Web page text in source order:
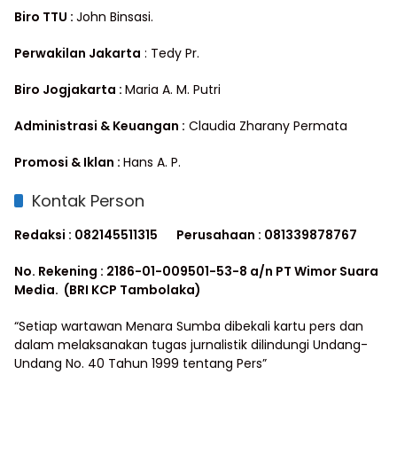
Biro TTU : John Binsasi.
Perwakilan Jakarta : Tedy Pr.
Biro Jogjakarta : Maria A. M. Putri
Administrasi & Keuangan : Claudia Zharany Permata
Promosi & Iklan : Hans A. P.
Kontak Person
Redaksi : 082145511315 Perusahaan : 081339878767
No. Rekening : 2186-01-009501-53-8 a/n PT Wimor Suara
Media. (BRI KCP Tambolaka)
“Setiap wartawan Menara Sumba dibekali kartu pers dan
dalam melaksanakan tugas jurnalistik dilindungi Undang-
Undang No. 40 Tahun 1999 tentang Pers”